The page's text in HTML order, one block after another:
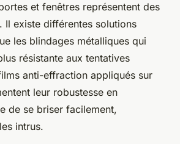
et fenêtres représentent des
Il existe différentes solutions
les blindages métalliques qui
résistante aux tentatives
anti-effraction appliqués sur
leur robustesse en
de se briser facilement,
intrus.